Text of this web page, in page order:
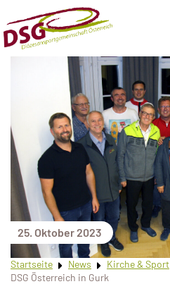
25. Oktober 2023
Startseite News Kirche & Sport
DSG Österreich in Gurk